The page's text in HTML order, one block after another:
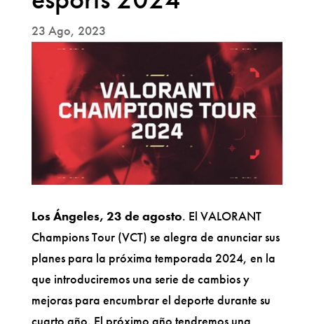
23 Ago, 2023
Los Ángeles, 23 de agosto. El VALORANT
Champions Tour (VCT) se alegra de anunciar sus
planes para la próxima temporada 2024, en la
que introduciremos una serie de cambios y
mejoras para encumbrar el deporte durante su
cuarto año. El próximo año tendremos una